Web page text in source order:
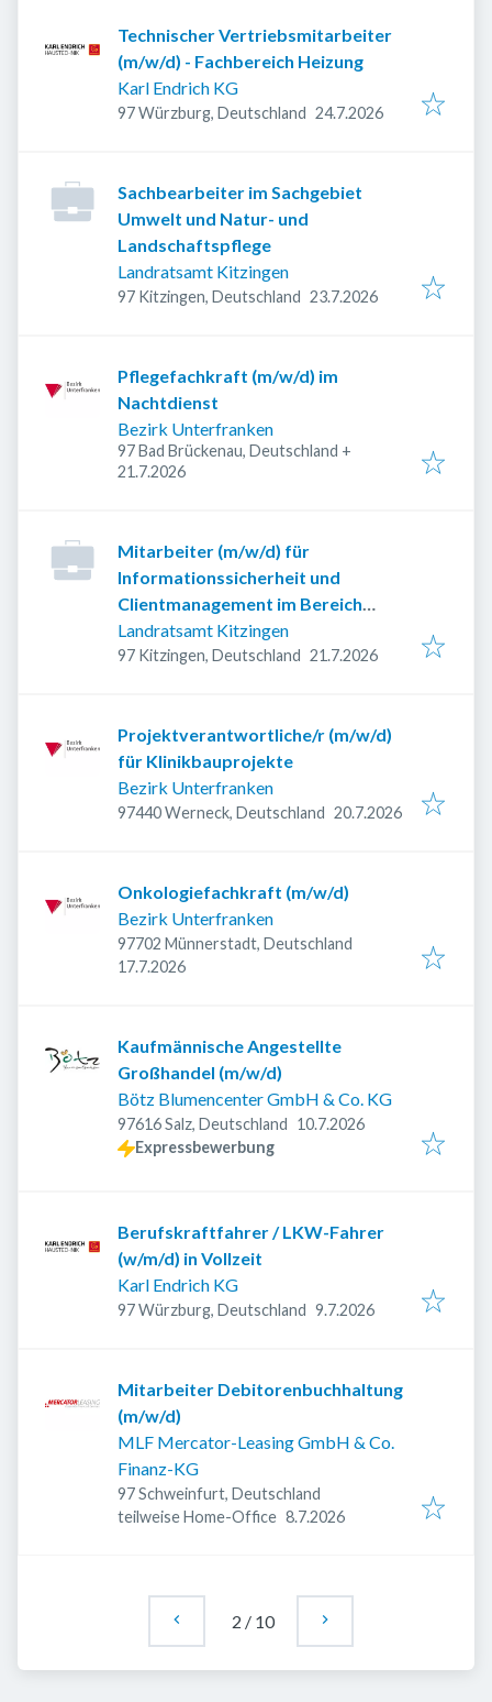
Technischer Vertriebsmitarbeiter
(m/w/d) - Fachbereich Heizung
Karl Endrich KG
97 Würzburg, Deutschland Veröffentlicht
24.7.2026
Sachbearbeiter im Sachgebiet
Umwelt und Natur- und
Landschaftspflege
Landratsamt Kitzingen
97 Kitzingen, Deutschland Veröffentlicht
23.7.2026
Pflegefachkraft (m/w/d) im
Nachtdienst
Bezirk Unterfranken
97 Bad Brückenau, Deutschland +
Veröffentlicht
21.7.2026
Mitarbeiter (m/w/d) für
Informationssicherheit und
Clientmanagement im Bereich
Informations- und
Kommunikationstechnik (IuK)
Landratsamt Kitzingen
97 Kitzingen, Deutschland Veröffentlicht
21.7.2026
Projektverantwortliche/r (m/w/d)
für Klinikbauprojekte
Bezirk Unterfranken
97440 Werneck, Deutschland Veröffentlicht:
20.7.2026
Onkologiefachkraft (m/w/d)
Bezirk Unterfranken
97702 Münnerstadt, Deutschland
Veröffentlicht
17.7.2026
Kaufmännische Angestellte
Großhandel (m/w/d)
Bötz Blumencenter GmbH & Co. KG
97616 Salz, Deutschland Veröffentlicht
10.7.2026
Expressbewerbung
Berufskraftfahrer / LKW-Fahrer
(w/m/d) in Vollzeit
Karl Endrich KG
97 Würzburg, Deutschland Veröffentlicht
9.7.2026
Mitarbeiter Debitorenbuchhaltung
(m/w/d)
MLF Mercator-Leasing GmbH & Co.
Finanz-KG
97 Schweinfurt, Deutschland
teilweise Home-Office Veröffentlicht
8.7.2026
2 / 10